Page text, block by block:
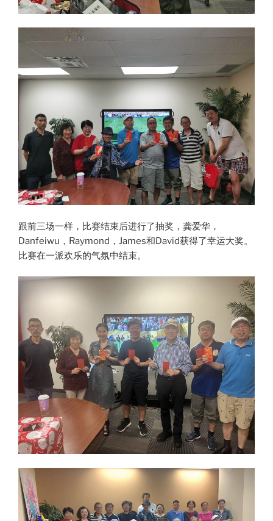
跟前三场一样，比赛结束后进行了抽奖，龚爱华，
Danfeiwu，Raymond，James和David获得了幸运大奖。
比赛在一派欢乐的气氛中结束。